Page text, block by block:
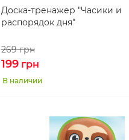
Доска-тренажер "Часики и
распорядок дня"
269грн
199грн
В наличии